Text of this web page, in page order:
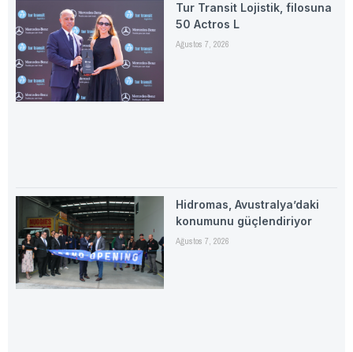
Tur Transit Lojistik, filosuna
50 Actros L
Ağustos 7, 2026
Hidromas, Avustralya’daki
konumunu güçlendiriyor
Ağustos 7, 2026